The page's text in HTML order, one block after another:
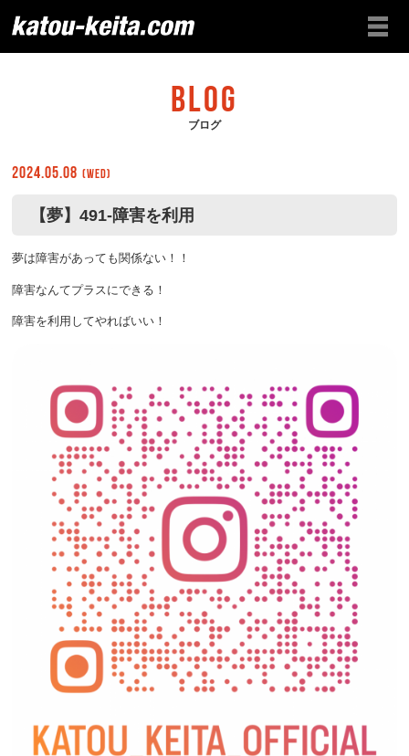
BLOG
ブログ
2024.05.08 (Wed)
【夢】491-障害を利用
夢は障害があっても関係ない！！
障害なんてプラスにできる！
障害を利用してやればいい！